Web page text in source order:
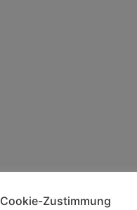
Cookie-Zustimmung